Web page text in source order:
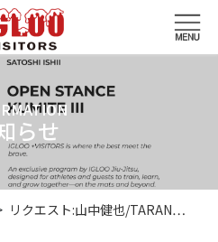
らせ
リクエスト:山中健也/TARAN…